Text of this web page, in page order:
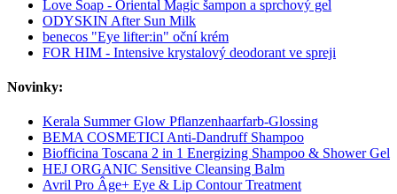
Love Soap - Oriental Magic šampon a sprchový gel
ODYSKIN After Sun Milk
benecos "Eye lifter:in" oční krém
FOR HIM - Intensive krystalový deodorant ve spreji
Novinky:
Kerala Summer Glow Pflanzenhaarfarb-Glossing
BEMA COSMETICI Anti-Dandruff Shampoo
Biofficina Toscana 2 in 1 Energizing Shampoo & Shower Gel
HEJ ORGANIC Sensitive Cleansing Balm
Avril Pro Âge+ Eye & Lip Contour Treatment